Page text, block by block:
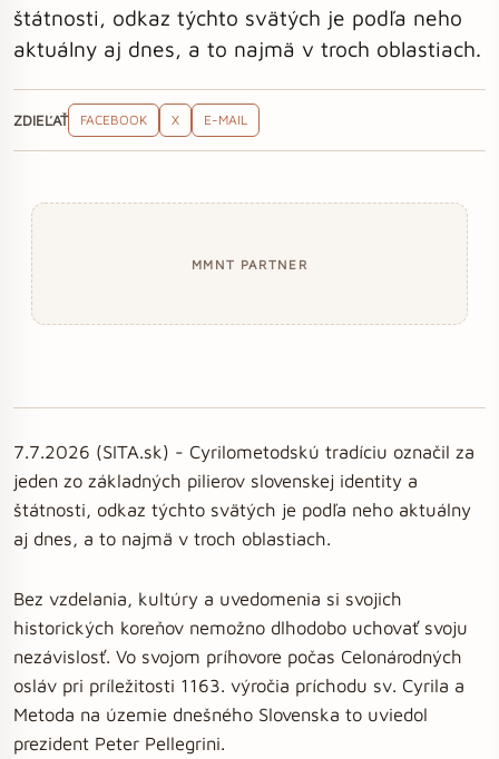
štátnosti, odkaz týchto svätých je podľa neho
aktuálny aj dnes, a to najmä v troch oblastiach.
ZDIEĽAŤ FACEBOOK X E-MAIL
MMNT PARTNER
7.7.2026 (SITA.sk) - Cyrilometodskú tradíciu označil za
jeden zo základných pilierov slovenskej identity a
štátnosti, odkaz týchto svätých je podľa neho aktuálny
aj dnes, a to najmä v troch oblastiach.
Bez vzdelania, kultúry a uvedomenia si svojich
historických koreňov nemožno dlhodobo uchovať svoju
nezávislosť. Vo svojom príhovore počas Celonárodných
osláv pri príležitosti 1163. výročia príchodu sv. Cyrila a
Metoda na územie dnešného Slovenska to uviedol
prezident Peter Pellegrini.